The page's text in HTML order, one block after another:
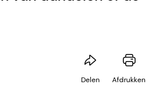
Delen Afdrukken